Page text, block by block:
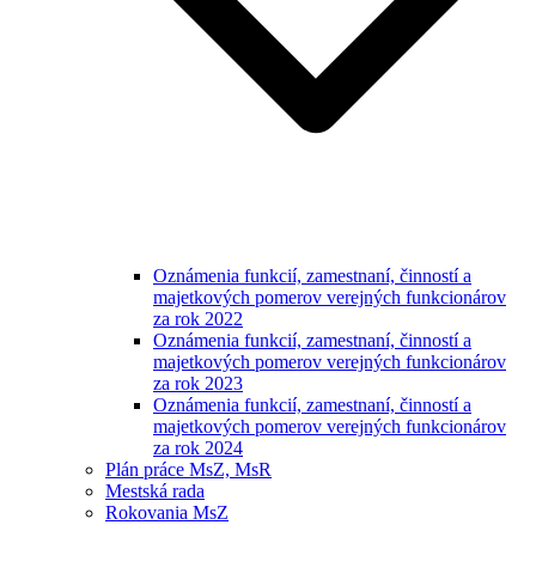
Oznámenia funkcií, zamestnaní, činností a
majetkových pomerov verejných funkcionárov
za rok 2022
Oznámenia funkcií, zamestnaní, činností a
majetkových pomerov verejných funkcionárov
za rok 2023
Oznámenia funkcií, zamestnaní, činností a
majetkových pomerov verejných funkcionárov
za rok 2024
Plán práce MsZ, MsR
Mestská rada
Rokovania MsZ